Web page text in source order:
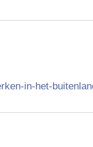
in-het-